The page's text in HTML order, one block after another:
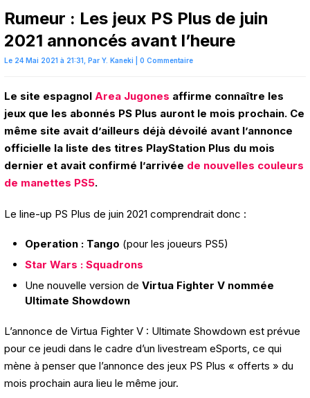
Rumeur : Les jeux PS Plus de juin
2021 annoncés avant l’heure
Le 24 Mai 2021 à 21:31, Par Y. Kaneki 0 Commentaire
Le site espagnol Area Jugones affirme connaître les
jeux que les abonnés PS Plus auront le mois prochain. Ce
même site avait d’ailleurs déjà dévoilé avant l’annonce
officielle la liste des titres PlayStation Plus du mois
dernier et avait confirmé l’arrivée de nouvelles couleurs
de manettes PS5.
Le line-up PS Plus de juin 2021 comprendrait donc :
Operation : Tango (pour les joueurs PS5)
Star Wars : Squadrons
Une nouvelle version de Virtua Fighter V nommée
Ultimate Showdown
L’annonce de Virtua Fighter V : Ultimate Showdown est prévue
pour ce jeudi dans le cadre d’un livestream eSports, ce qui
mène à penser que l’annonce des jeux PS Plus « offerts » du
mois prochain aura lieu le même jour.